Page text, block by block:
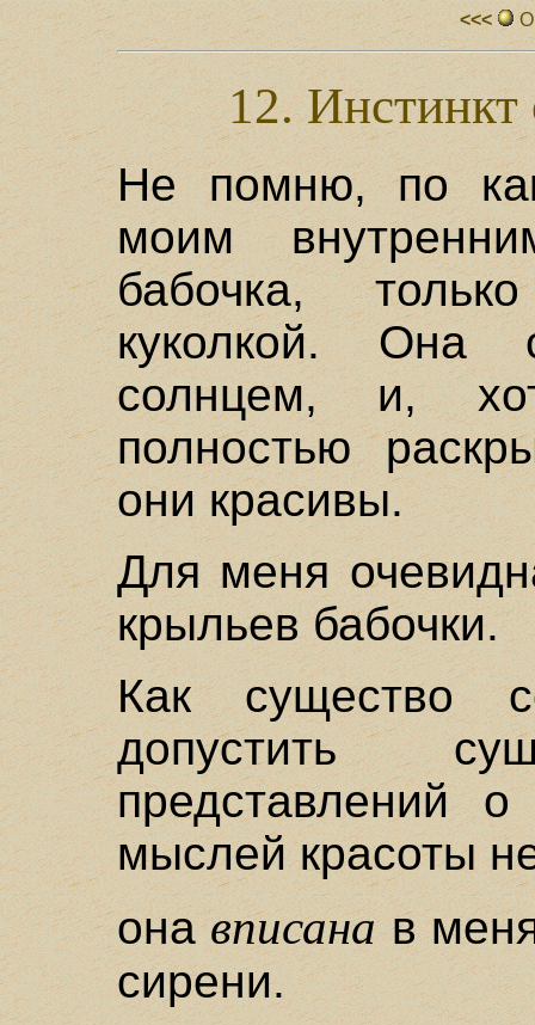
<<<
12.
Не помню, по
моим
бабочка,
куколкой. Она
солнцем, и,
полностью
они красивы.
Для меня
крыльев бабочки.
Как существо
допустить
представлений
мыслей красоты
онавписанав
сирени.